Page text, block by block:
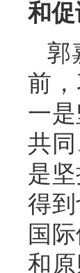
和
郭
前
一
共
是
得
国
和